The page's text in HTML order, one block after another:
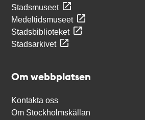
Stadsmuseet
Medeltidsmuseet
Stadsbiblioteket
Stadsarkivet
Om webbplatsen
Kontakta oss
Om Stockholmskällan